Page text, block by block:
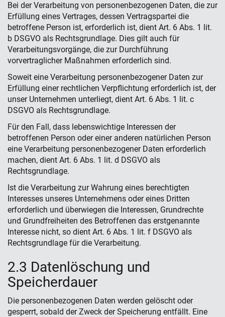
Bei der Verarbeitung von personenbezogenen Daten, die zur
Erfüllung eines Vertrages, dessen Vertragspartei die
betroffene Person ist, erforderlich ist, dient Art. 6 Abs. 1 lit.
b DSGVO als Rechtsgrundlage. Dies gilt auch für
Verarbeitungsvorgänge, die zur Durchführung
vorvertraglicher Maßnahmen erforderlich sind.
Soweit eine Verarbeitung personenbezogener Daten zur
Erfüllung einer rechtlichen Verpflichtung erforderlich ist, der
unser Unternehmen unterliegt, dient Art. 6 Abs. 1 lit. c
DSGVO als Rechtsgrundlage.
Für den Fall, dass lebenswichtige Interessen der
betroffenen Person oder einer anderen natürlichen Person
eine Verarbeitung personenbezogener Daten erforderlich
machen, dient Art. 6 Abs. 1 lit. d DSGVO als
Rechtsgrundlage.
Ist die Verarbeitung zur Wahrung eines berechtigten
Interesses unseres Unternehmens oder eines Dritten
erforderlich und überwiegen die Interessen, Grundrechte
und Grundfreiheiten des Betroffenen das erstgenannte
Interesse nicht, so dient Art. 6 Abs. 1 lit. f DSGVO als
Rechtsgrundlage für die Verarbeitung.
2.3 Datenlöschung und
Speicherdauer
Die personenbezogenen Daten werden gelöscht oder
gesperrt, sobald der Zweck der Speicherung entfällt. Eine